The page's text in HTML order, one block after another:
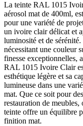
La teinte RAL 1015
aérosol mat de 400ml,
pour une variété de
un ivoire clair délicat et
luminosité et de
nécessitant une couleur
finesse exceptionnelles,
RAL 1015 Ivoire Clair
esthétique légère et sa
lumineuse dans une
mat. Que ce soit pour
restauration de
teinte offre un équilibre
finition mat.